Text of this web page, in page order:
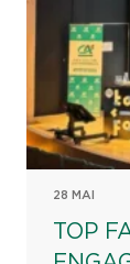
28 MAI
TOP